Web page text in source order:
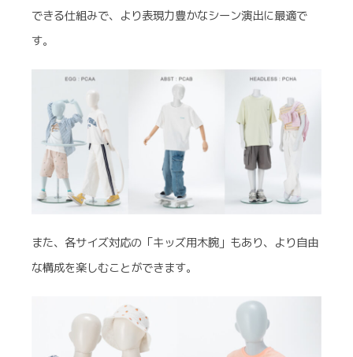
できる仕組みで、より表現力豊かなシーン演出に最適で
す。
また、各サイズ対応の「キッズ用木腕」もあり、より自由
な構成を楽しむことができます。